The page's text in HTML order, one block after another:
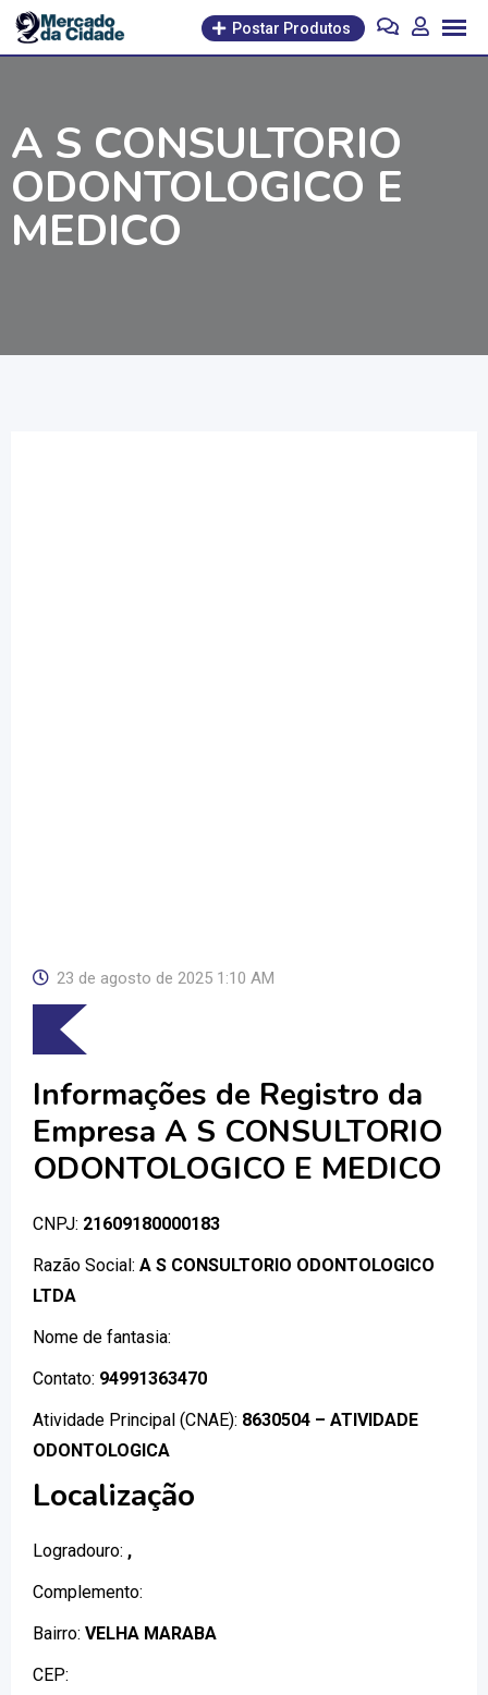
Pular
para
Postar Produtos
A S CONSULTORIO
ODONTOLOGICO E
MEDICO
23 de agosto de 2025 1:10 AM
Informações de Registro da
Empresa A S CONSULTORIO
ODONTOLOGICO E MEDICO
CNPJ: 21609180000183
Razão Social: A S CONSULTORIO ODONTOLOGICO
LTDA
Nome de fantasia:
Contato: 94991363470
Atividade Principal (CNAE): 8630504 – ATIVIDADE
ODONTOLOGICA
Localização
Logradouro: ,
Complemento:
Bairro: VELHA MARABA
CEP: